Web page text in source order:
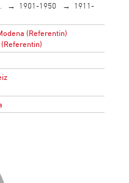
1901-1950
1911-
(Referentin)